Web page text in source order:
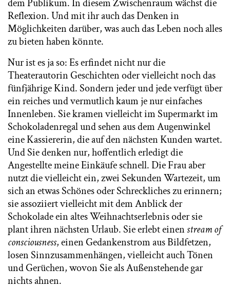
dem Publikum. In diesem Zwischenraum wächst die
Reflexion. Und mit ihr auch das Denken in
Möglichkeiten darüber, was auch das Leben noch alles
zu bieten haben könnte.
Nur ist es ja so: Es erfindet nicht nur die
Theaterautorin Geschichten oder vielleicht noch das
fünfjährige Kind. Sondern jeder und jede verfügt über
ein reiches und vermutlich kaum je nur einfaches
Innenleben. Sie kramen vielleicht im Supermarkt im
Schokoladenregal und sehen aus dem Augenwinkel
eine Kassiererin, die auf den nächsten Kunden wartet.
Und Sie denken nur, hoffentlich erledigt die
Angestellte meine Einkäufe schnell. Die Frau aber
nutzt die vielleicht ein, zwei Sekunden Wartezeit, um
sich an etwas Schönes oder Schreckliches zu erinnern;
sie assoziiert vielleicht mit dem Anblick der
Schokolade ein altes Weihnachtserlebnis oder sie
plant ihren nächsten Urlaub. Sie erlebt einenstream of
consciousness, einen Gedankenstrom aus Bildfetzen,
losen Sinnzusammenhängen, vielleicht auch Tönen
und Gerüchen, wovon Sie als Außenstehende gar
nichts ahnen.